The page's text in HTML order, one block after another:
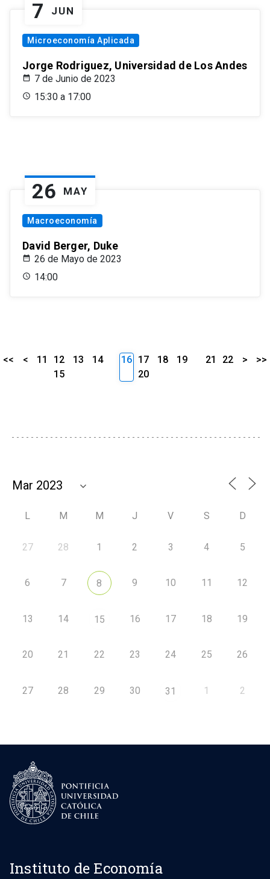
7 JUN
Microeconomía Aplicada
Jorge Rodriguez, Universidad de Los Andes
7 de Junio de 2023
15:30 a 17:00
26 MAY
Macroeconomía
David Berger, Duke
26 de Mayo de 2023
14:00
<< < 11 12 13
14
15
16 17 18
19
20
21 22 > >>
L M M J V S D
27 28 1 2 3 4 5
6 7 8 9 10 11 12
13 14 15 16 17 18 19
20 21 22 23 24 25 26
27 28 29 30 31 1 2
Instituto de Economía